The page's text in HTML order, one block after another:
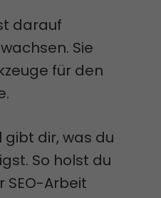
darauf
Sie
für den
gibt dir, was du
So holst du
SEO-Arbeit